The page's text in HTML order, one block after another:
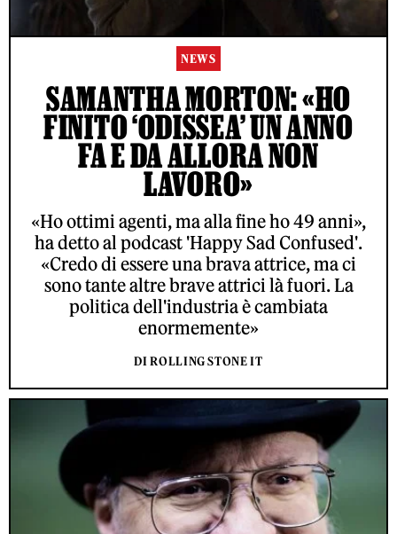
NEWS
SAMANTHA MORTON: «HO
FINITO ‘ODISSEA’ UN ANNO
FA E DA ALLORA NON
LAVORO»
«Ho ottimi agenti, ma alla fine ho 49 anni»,
ha detto al podcast 'Happy Sad Confused'.
«Credo di essere una brava attrice, ma ci
sono tante altre brave attrici là fuori. La
politica dell'industria è cambiata
enormemente»
DI ROLLING STONE IT